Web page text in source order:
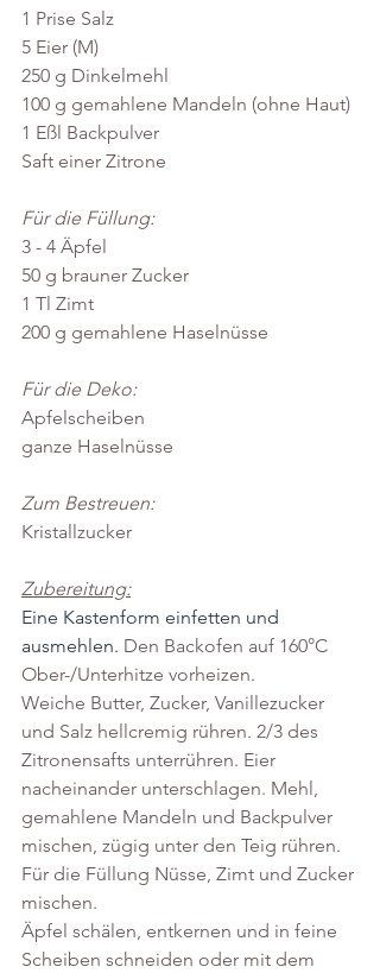
1 Prise Salz
5 Eier (M)
250 g Dinkelmehl
100 g gemahlene Mandeln (ohne Haut)
1 Eßl Backpulver
Saft einer Zitrone
Für die Füllung:
3 - 4 Äpfel
50 g brauner Zucker
1 Tl Zimt
200 g gemahlene Haselnüsse
Für die Deko:
Apfelscheiben
ganze Haselnüsse
Zum Bestreuen:
Kristallzucker
Zubereitung:
Eine Kastenform einfetten und
ausmehlen. Den Backofen auf 160°C
Ober-/Unterhitze vorheizen.
Weiche Butter, Zucker, Vanillezucker
und Salz hellcremig rühren. 2/3 des
Zitronensafts unterrühren. Eier
nacheinander unterschlagen. Mehl,
gemahlene Mandeln und Backpulver
mischen, zügig unter den Teig rühren.
Für die Füllung Nüsse, Zimt und Zucker
mischen.
Äpfel schälen, entkernen und in feine
Scheiben schneiden oder mit dem